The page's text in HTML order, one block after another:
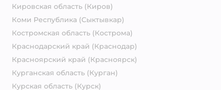
Кировская область (Киров)
Коми Республика (Сыктывкар)
Костромская область (Кострома)
Краснодарский край (Краснодар)
Красноярский край (Красноярск)
Курганская область (Курган)
Курская область (Курск)